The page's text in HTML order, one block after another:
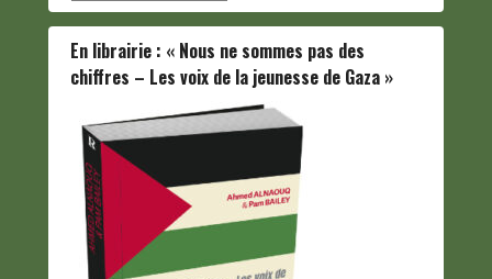
En librairie : « Nous ne sommes pas des
chiffres – Les voix de la jeunesse de Gaza »